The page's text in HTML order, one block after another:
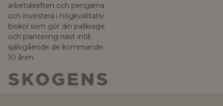
arbetskraften och pengarna
och investera i högkvalitativ
biokol som gör din pallkrage
och plantering näst intill
självgående de kommande
10 åren.